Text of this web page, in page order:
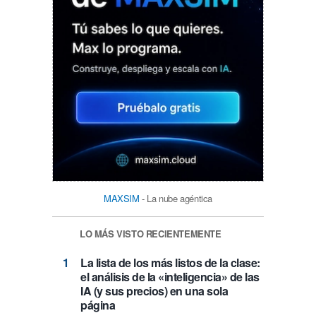
MAXSIM - La nube agéntica
LO MÁS VISTO RECIENTEMENTE
La lista de los más listos de la clase:
el análisis de la «inteligencia» de las
IA (y sus precios) en una sola
página